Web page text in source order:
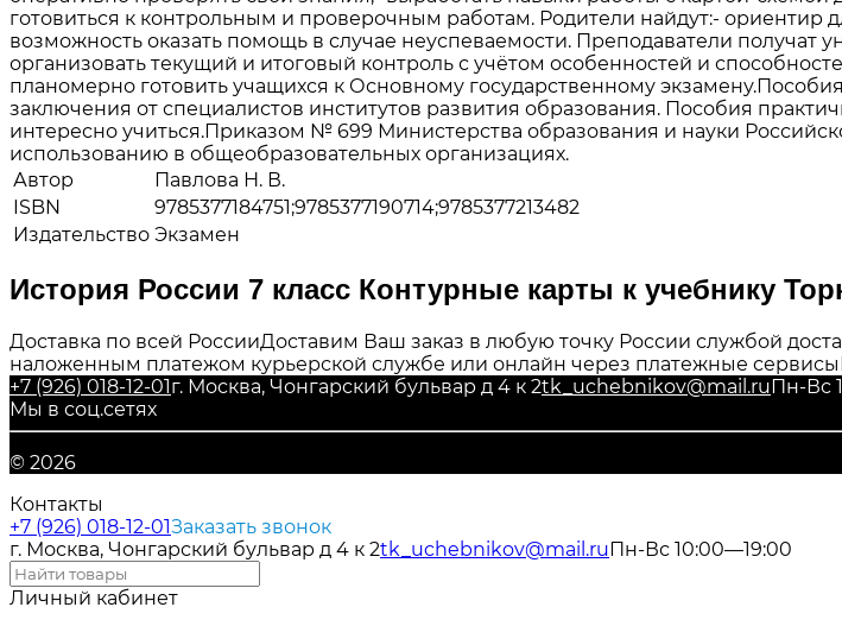
готовиться к контрольным и проверочным работам. Родители найдут:-
возможность оказать помощь в случае неуспеваемости. Преподаватели
организовать текущий и итоговый контроль с учётом особенностей и
планомерно готовить учащихся к Основному государственному
заключения от специалистов институтов развития образования. Пособия
интересно учиться.Приказом № 699 Министерства образования и науки
использованию в общеобразовательных организациях.
Автор
Павлова Н. В.
ISBN
9785377184751;9785377190714;9785377213482
Издательство Экзамен
История России 7 класс Контурные карты к учебнику
Доставка по всей РоссииДоставим Ваш заказ в любую точку России службой
наложенным платежом курьерской службе или онлайн через платежные сервисы
+7 (926) 018-12-01г. Москва, Чонгарский бульвар д 4 к 2tk_uchebnikov@mail.ruПн-Вс
Мы в соц.сетях
© 2026
Контакты
+7 (926) 018-12-01Заказать звонок
г. Москва, Чонгарский бульвар д 4 к 2tk_uchebnikov@mail.ruПн-Вс 10:00—19:00
Личный кабинет